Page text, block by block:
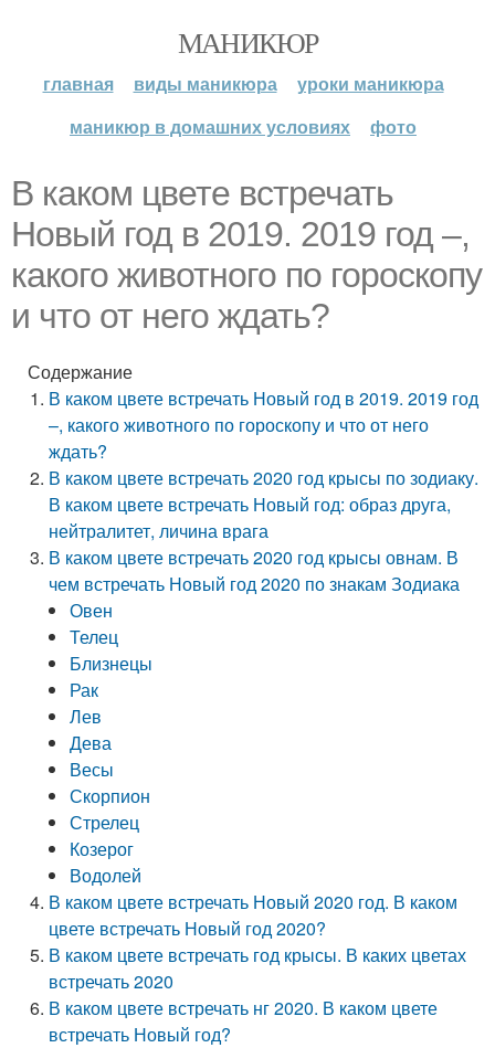
МАНИКЮР
главная виды маникюра
уроки маникюра
маникюр в домашних условиях
фото
В каком цвете встречать
Новый год в 2019. 2019 год –,
какого животного по гороскопу
и что от него ждать?
Содержание
В каком цвете встречать Новый год в 2019. 2019 год
–, какого животного по гороскопу и что от него
ждать?
В каком цвете встречать 2020 год крысы по зодиаку.
В каком цвете встречать Новый год: образ друга,
нейтралитет, личина врага
В каком цвете встречать 2020 год крысы овнам. В
чем встречать Новый год 2020 по знакам Зодиака
Овен
Телец
Близнецы
Рак
Лев
Дева
Весы
Скорпион
Стрелец
Козерог
Водолей
В каком цвете встречать Новый 2020 год. В каком
цвете встречать Новый год 2020?
В каком цвете встречать год крысы. В каких цветах
встречать 2020
В каком цвете встречать нг 2020. В каком цвете
встречать Новый год?